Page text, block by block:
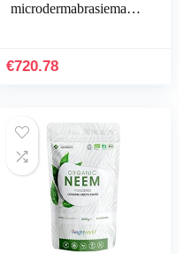
microdermabrasiemachi
microdermabrasiekit
€720.78